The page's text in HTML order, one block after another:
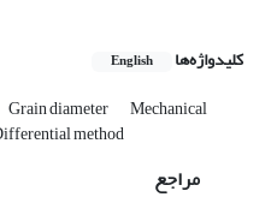
کلیدواژه‌ها English
Grain diameter Mechanical
method
مراجع